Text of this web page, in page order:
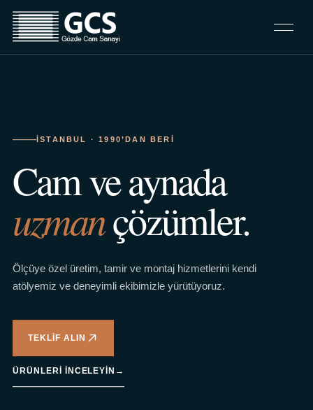
İSTANBUL · 1990’DAN BERI
Cam ve aynada
uzmançözümler.
Ölçüye özel üretim, tamir ve montaj hizmetlerini kendi
atölyemiz ve deneyimli ekibimizle yürütüyoruz.
TEKLIF ALIN
ÜRÜNLERI INCELEYIN →